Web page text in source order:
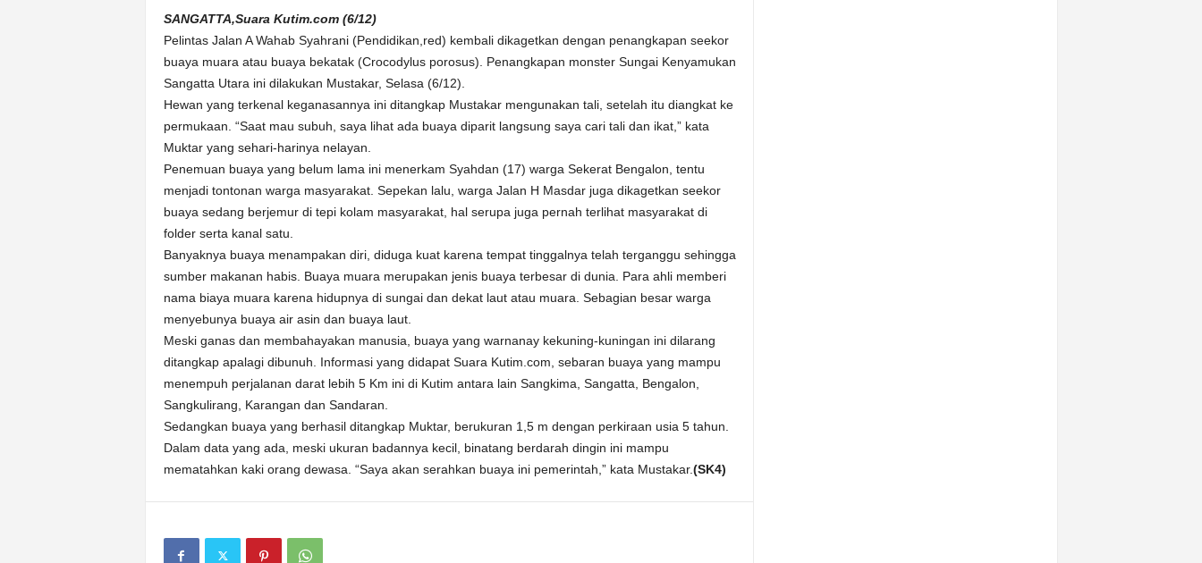
SANGATTA,Suara Kutim.com (6/12)
Pelintas Jalan A Wahab Syahrani (Pendidikan,red) kembali dikagetkan dengan penangkapan seekor
buaya muara atau buaya bekatak (Crocodylus porosus). Penangkapan monster Sungai Kenyamukan
Sangatta Utara ini dilakukan Mustakar, Selasa (6/12).
Hewan yang terkenal keganasannya ini ditangkap Mustakar mengunakan tali, setelah itu diangkat ke
permukaan. “Saat mau subuh, saya lihat ada buaya diparit langsung saya cari tali dan ikat,” kata
Muktar yang sehari-harinya nelayan.
Penemuan buaya yang belum lama ini menerkam Syahdan (17) warga Sekerat Bengalon, tentu
menjadi tontonan warga masyarakat. Sepekan lalu, warga Jalan H Masdar juga dikagetkan seekor
buaya sedang berjemur di tepi kolam masyarakat, hal serupa juga pernah terlihat masyarakat di
folder serta kanal satu.
Banyaknya buaya menampakan diri, diduga kuat karena tempat tinggalnya telah terganggu sehingga
sumber makanan habis. Buaya muara merupakan jenis buaya terbesar di dunia. Para ahli memberi
nama biaya muara karena hidupnya di sungai dan dekat laut atau muara. Sebagian besar warga
menyebunya buaya air asin dan buaya laut.
Meski ganas dan membahayakan manusia, buaya yang warnanay kekuning-kuningan ini dilarang
ditangkap apalagi dibunuh. Informasi yang didapat Suara Kutim.com, sebaran buaya yang mampu
menempuh perjalanan darat lebih 5 Km ini di Kutim antara lain Sangkima, Sangatta, Bengalon,
Sangkulirang, Karangan dan Sandaran.
Sedangkan buaya yang berhasil ditangkap Muktar, berukuran 1,5 m dengan perkiraan usia 5 tahun.
Dalam data yang ada, meski ukuran badannya kecil, binatang berdarah dingin ini mampu
mematahkan kaki orang dewasa. “Saya akan serahkan buaya ini pemerintah,” kata Mustakar.(SK4)